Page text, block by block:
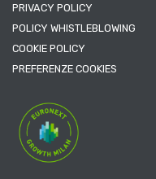
PRIVACY POLICY
POLICY WHISTLEBLOWING
COOKIE POLICY
PREFERENZE COOKIES